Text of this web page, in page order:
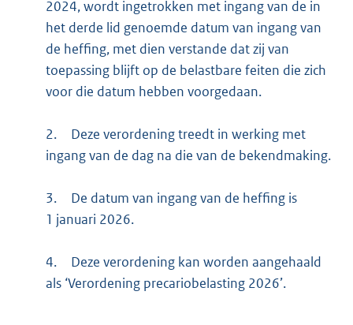
2024, wordt ingetrokken met ingang van de in
het derde lid genoemde datum van ingang van
de heffing, met dien verstande dat zij van
toepassing blijft op de belastbare feiten die zich
voor die datum hebben voorgedaan.
2.
Deze verordening treedt in werking met
ingang van de dag na die van de bekendmaking.
3.
De datum van ingang van de heffing is
1 januari 2026.
4.
Deze verordening kan worden aangehaald
als ‘Verordening precariobelasting 2026’.